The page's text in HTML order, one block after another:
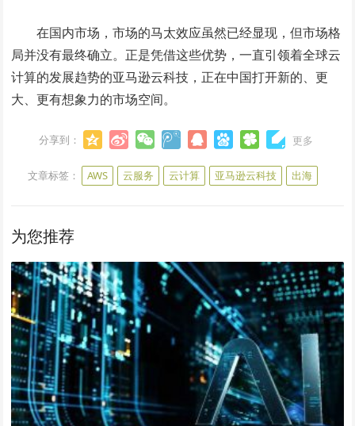
在国内市场，市场的马太效应虽然已经显现，但市场格
局并没有最终确立。正是凭借这些优势，一直引领着全球云
计算的发展趋势的亚马逊云科技，正在中国打开新的、更
大、更有想象力的市场空间。
分享到： 更多
文章标签： AWS 云服务 云计算 亚马逊云科技 出海
为您推荐